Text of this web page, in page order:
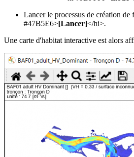
Lancer le processus de création
#47B5E6>[Lancer]</hi>.
Une carte d'habitat interactive est alors